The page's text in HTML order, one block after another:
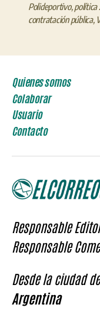
Polideportivo, política
contratación pública,
Quienes somos
Colaborar
Usuario
Contacto
Responsable
Responsable
Desde la ciudad
Argentina